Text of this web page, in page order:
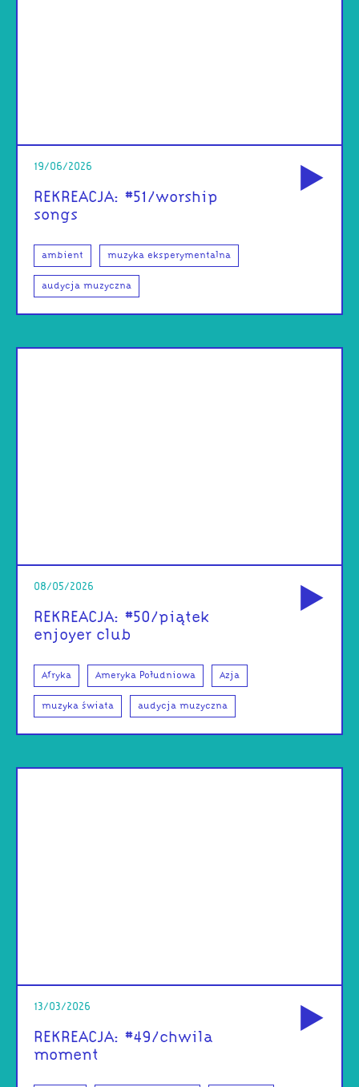
19/06/2026
REKREACJA: #51/worship
songs
ambient muzyka eksperymentalna
audycja muzyczna
08/05/2026
REKREACJA: #50/piątek
enjoyer club
Afryka Ameryka Południowa Azja
muzyka świata audycja muzyczna
13/03/2026
REKREACJA: #49/chwila
moment